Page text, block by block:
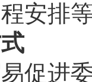
安排
促进